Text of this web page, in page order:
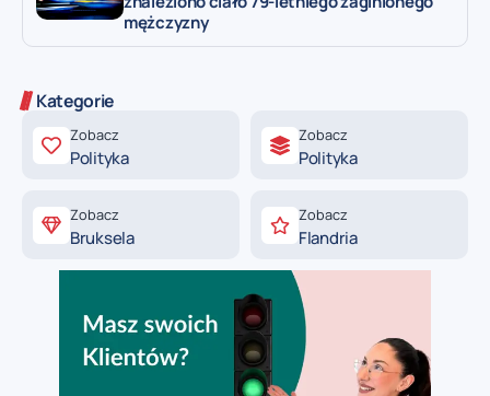
mężczyzny
Kategorie
Zobacz
Polityka
Zobacz
Polityka
Zobacz
Bruksela
Zobacz
Flandria